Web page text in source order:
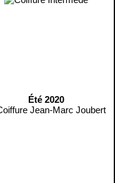
Été 2020